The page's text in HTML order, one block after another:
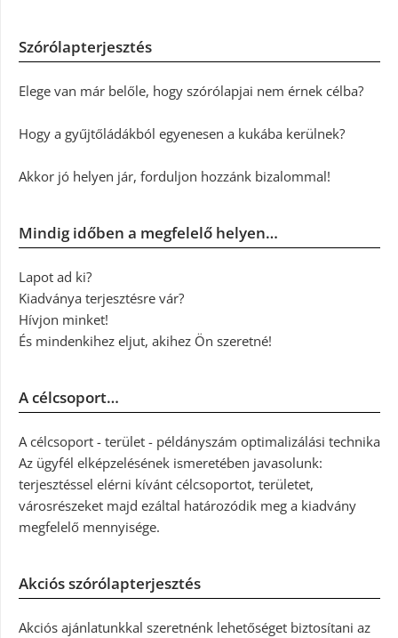
Szórólapterjesztés
Elege van már belőle, hogy szórólapjai nem érnek célba?
Hogy a gyűjtőládákból egyenesen a kukába kerülnek?
Akkor jó helyen jár, forduljon hozzánk bizalommal!
Mindig időben a megfelelő helyen…
Lapot ad ki?
Kiadványa terjesztésre vár?
Hívjon minket!
És mindenkihez eljut, akihez Ön szeretné!
A célcsoport…
A célcsoport - terület - példányszám optimalizálási technika
Az ügyfél elképzelésének ismeretében javasolunk:
terjesztéssel elérni kívánt célcsoportot, területet,
városrészeket majd ezáltal határozódik meg a kiadvány
megfelelő mennyisége.
Akciós szórólapterjesztés
Akciós ajánlatunkkal szeretnénk lehetőséget biztosítani az